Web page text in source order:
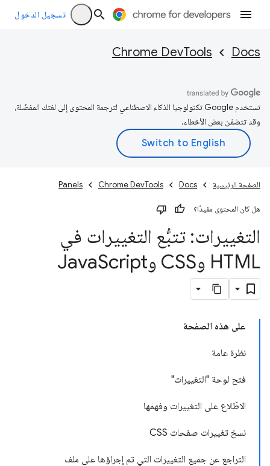
تسجيل الدخول
Docs
Chrome DevTools
تستخدم Google تكنولوجيا الذكاء الاصطناعي لترجمة المحتوى إلى لغتك المفضّلة،
وقد تتضمّن بعض الأخطاء.
الصفحة الرئيسية Docs
Chrome DevTools
Panels
هل كان المحتوى مفيدًا؟
التغييرات: تتبُّع التغييرات في
HTML وCSS وJava
Script
على هذه الصفحة
نظرة عامة
فتح لوحة "التغييرات"
الاطّلاع على التغييرات وفهمها
نسخ تغييرات صفحات CSS
التراجع عن جميع التغييرات التي تم إجراؤها على ملف